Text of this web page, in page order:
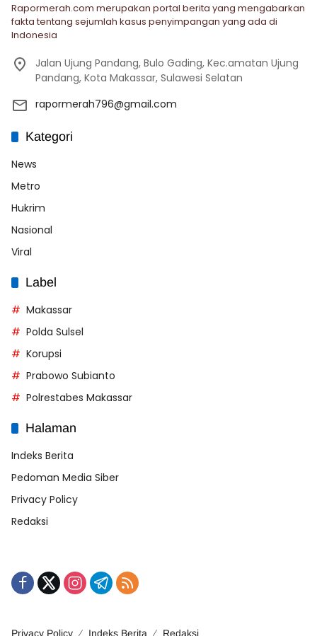
Rapormerah.com merupakan portal berita yang mengabarkan
fakta tentang sejumlah kasus penyimpangan yang ada di
Indonesia
Jalan Ujung Pandang, Bulo Gading, Kec.amatan Ujung
Pandang, Kota Makassar, Sulawesi Selatan
rapormerah796@gmail.com
Kategori
News
Metro
Hukrim
Nasional
Viral
Label
Makassar
Polda Sulsel
Korupsi
Prabowo Subianto
Polrestabes Makassar
Halaman
Indeks Berita
Pedoman Media Siber
Privacy Policy
Redaksi
Privacy Policy Indeks Berita Redaksi